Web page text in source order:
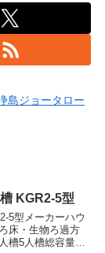
島ジョータロー
KGR2-5型
5型メーカーハウ
床・生物ろ過方
槽5人槽総容量